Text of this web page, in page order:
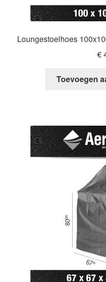
Loungestoelhoes
€
Toevoegen